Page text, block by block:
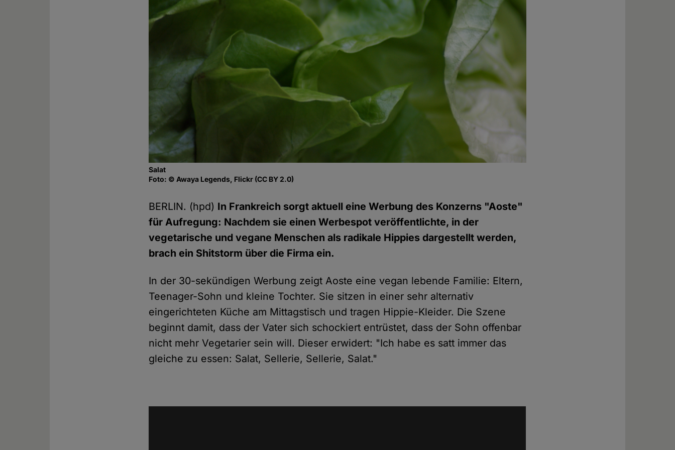
Salat
Foto: © Awaya Legends, Flickr (CC BY 2.0)
BERLIN. (hpd) In Frankreich sorgt aktuell eine Werbung des Konzerns "Aoste"
für Aufregung: Nachdem sie einen Werbespot veröffentlichte, in der
vegetarische und vegane Menschen als radikale Hippies dargestellt werden,
brach ein Shitstorm über die Firma ein.
In der 30-sekündigenWerbung zeigt Aoste eine vegan lebende Familie: Eltern,
Teenager-Sohn und kleine Tochter. Sie sitzen in einer sehr alternativ
eingerichteten Küche am Mittagstisch und tragen Hippie-Kleider. Die Szene
beginnt damit, dass der Vater sich schockiert entrüstet, dass der Sohn offenbar
nicht mehr Vegetarier sein will. Dieser erwidert: "Ich habe es satt immer das
gleiche zu essen: Salat, Sellerie, Sellerie, Salat."